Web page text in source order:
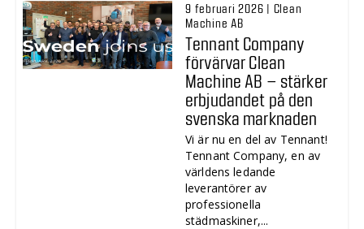
9 februari 2026 | Clean
Machine AB
Tennant Company
förvärvar Clean
Machine AB – stärker
erbjudandet på den
svenska marknaden
Vi är nu en del av Tennant!
Tennant Company, en av
världens ledande
leverantörer av
professionella
städmaskiner,...